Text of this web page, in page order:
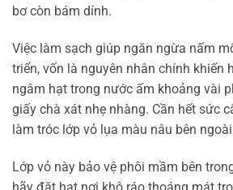
bơ còn bám dính.
Việc làm sạch giúp ngăn ngừa nấm
triển, vốn là nguyên nhân chính khiến
ngâm hạt trong nước ấm khoảng vài
giấy chà xát nhẹ nhàng. Cần hết sức
làm tróc lớp vỏ lụa màu nâu bên
Lớp vỏ này bảo vệ phôi mầm bên